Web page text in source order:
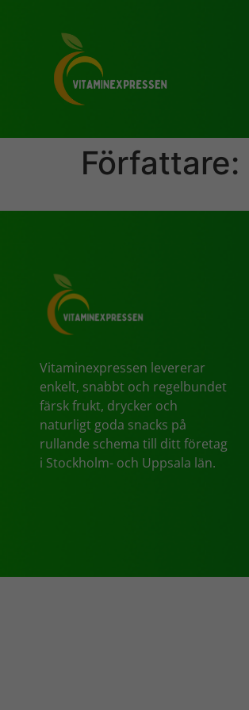
Författare:
Vitaminexpressen levererar
enkelt, snabbt och regelbundet
färsk frukt, drycker och
naturligt goda snacks på
rullande schema till ditt företag
i Stockholm- och Uppsala län.